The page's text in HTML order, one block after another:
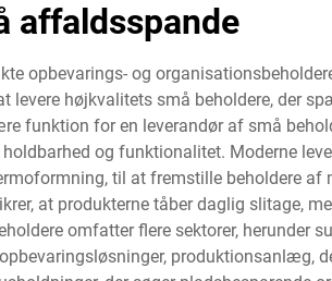
affaldsspande
opbevarings- og
levere højkvalitets små beholdere, der
funktion for en leverandør af små
og funktionalitet. Moderne
til at fremstille beholdere af
at produkterne tåber daglig slitage,
omfatter flere sektorer, herunder
produktionsanlæg,